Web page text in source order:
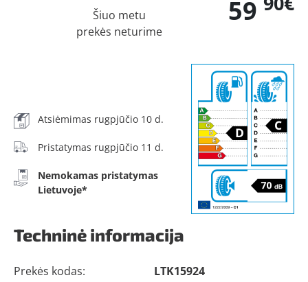
59
Šiuo metu
prekės neturime
Atsiėmimas rugpjūčio 10 d.
Pristatymas rugpjūčio 11 d.
Nemokamas pristatymas
Lietuvoje*
Techninė informacija
Prekės kodas:
LTK15924